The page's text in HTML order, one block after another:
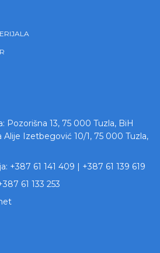
Pozorišna 13, 75 000 Tuzla, BiH
Alije Izetbegović 10/1, 75 000 Tuzla,
+387 61 141 409 | +387 61 139 619
61 133 253